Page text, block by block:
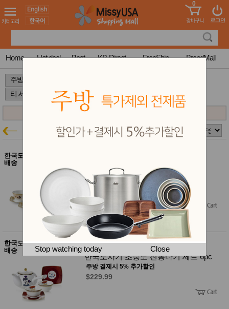
도 어린이
청소년
컬러링
북
한국학
습지
미국학
습지
국 송
건 홍삼전
드
건강보
건강식
품
Diet/여
뷰
티
메이크
업
어/염색
바디케
어/향수
남성화
MissyShop
Login
0
Home Hot deal Best KB-Direct FreeShip BrandMall
Stop watching today Close
주방특가
한국도자기 $100이상 무료
배송
한국도자기 명보전통다기 세트 6pc
주방 결제시 5% 추가할인
$261.99
한국도자기 $100이상 무료
배송
한국도자기 초충도 전통다기 세트 6pc
주방 결제시 5% 추가할인
$229.99